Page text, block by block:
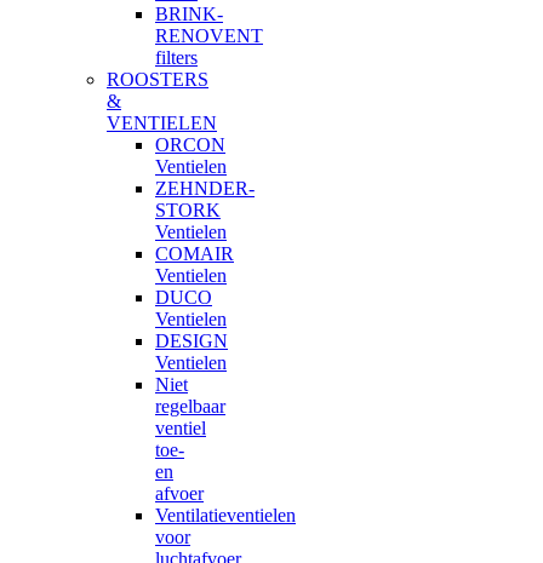
BRINK-
RENOVENT
filters
ROOSTERS
&
VENTIELEN
ORCON
Ventielen
ZEHNDER-
STORK
Ventielen
COMAIR
Ventielen
DUCO
Ventielen
DESIGN
Ventielen
Niet
regelbaar
ventiel
toe-
en
afvoer
Ventilatieventielen
voor
luchtafvoer